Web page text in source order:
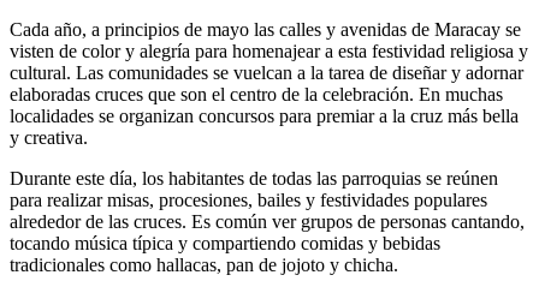
Cada año, a principios de mayo las calles y avenidas de Maracay se
visten de color y alegría para homenajear a esta festividad religiosa y
cultural. Las comunidades se vuelcan a la tarea de diseñar y adornar
elaboradas cruces que son el centro de la celebración. En muchas
localidades se organizan concursos para premiar a la cruz más bella
y creativa.
Durante este día, los habitantes de todas las parroquias se reúnen
para realizar misas, procesiones, bailes y festividades populares
alrededor de las cruces. Es común ver grupos de personas cantando,
tocando música típica y compartiendo comidas y bebidas
tradicionales como hallacas, pan de jojoto y chicha.